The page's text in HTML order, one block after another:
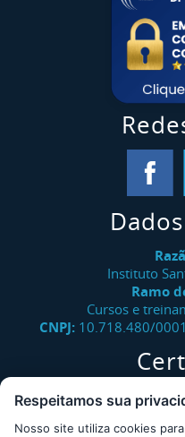
Instituto
Ramo
Cursos e
CNPJ: 10.718.480/
Verifique a
Instituto
Respeitamos sua
Nosso site utiliza cookies